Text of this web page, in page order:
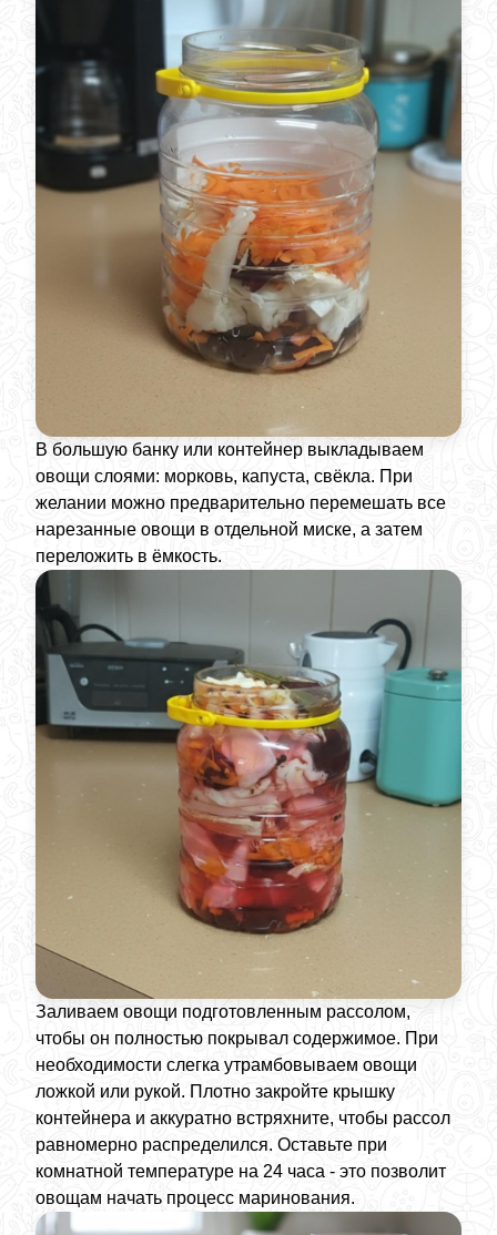
В большую банку или контейнер выкладываем
овощи слоями: морковь, капуста, свёкла. При
желании можно предварительно перемешать все
нарезанные овощи в отдельной миске, а затем
переложить в ёмкость.
Заливаем овощи подготовленным рассолом,
чтобы он полностью покрывал содержимое. При
необходимости слегка утрамбовываем овощи
ложкой или рукой. Плотно закройте крышку
контейнера и аккуратно встряхните, чтобы рассол
равномерно распределился. Оставьте при
комнатной температуре на 24 часа - это позволит
овощам начать процесс маринования.